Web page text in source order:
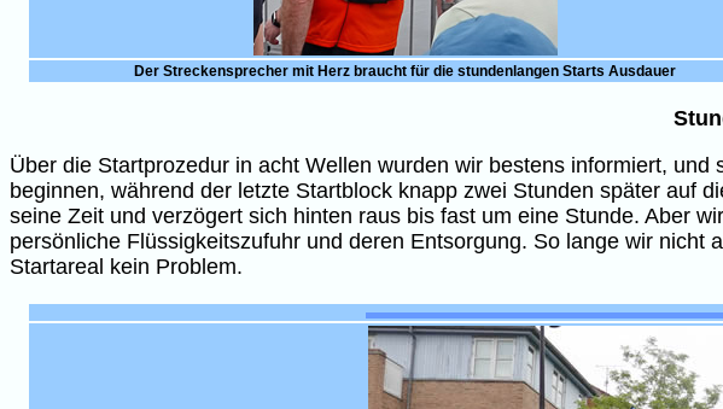
Der Streckensprecher mit Herz braucht für die stundenlangen Starts Ausdauer
Über die Startprozedur in acht Wellen wurden wir bestens informiert,
beginnen, während der letzte Startblock knapp zwei Stunden später auf
seine Zeit und verzögert sich hinten raus bis fast um eine Stunde. Aber
persönliche Flüssigkeitszufuhr und deren Entsorgung. So lange wir
Startareal kein Problem.